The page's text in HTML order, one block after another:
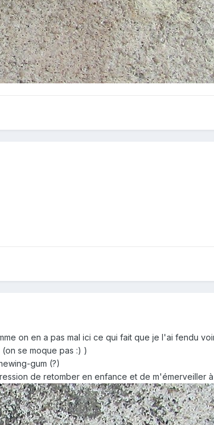
on en a pas mal ici ce qui fait que je l'ai fendu
se moque pas :) )
gum (?)
de retomber en enfance et de m'émerveiller